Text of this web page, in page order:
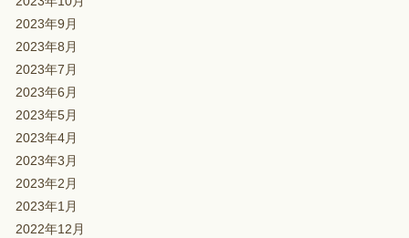
2023年9月
2023年8月
2023年7月
2023年6月
2023年5月
2023年4月
2023年3月
2023年2月
2023年1月
2022年12月